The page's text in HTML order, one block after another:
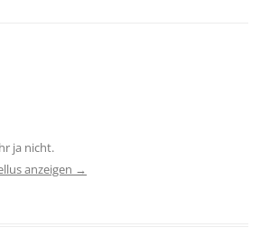
ja nicht.
anzeigen →